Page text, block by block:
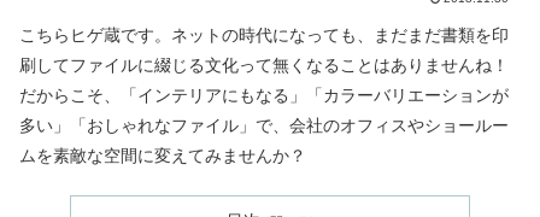
こちらヒゲ蔵です。ネットの時代になっても、まだまだ書類を印
刷してファイルに綴じる文化って無くなることはありませんね！
だからこそ、「インテリアにもなる」「カラーバリエーションが
多い」「おしゃれなファイル」で、会社のオフィスやショールー
ムを素敵な空間に変えてみませんか？